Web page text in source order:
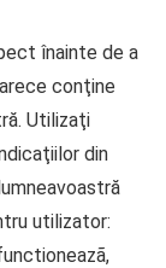
înainte de a
conţine
Utilizaţi
din
utilizator: